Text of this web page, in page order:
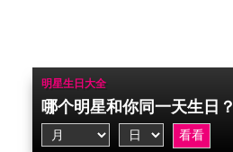
明星生日大全
哪个明星和你同一天生日？